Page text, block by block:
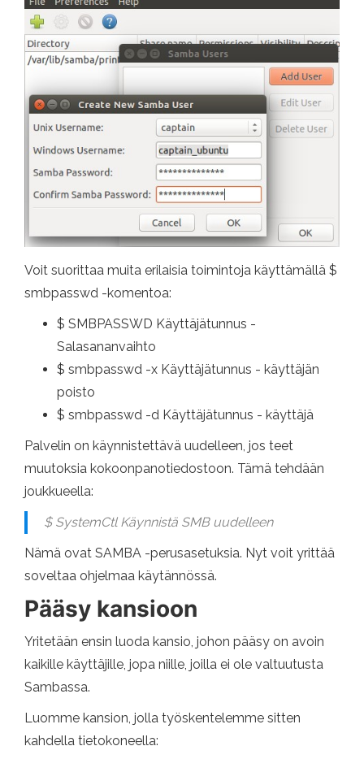
Voit suorittaa muita erilaisia ​​toimintoja käyttämällä $
smbpasswd -komentoa:
$ SMBPASSWD Käyttäjätunnus -
Salasananvaihto
$ smbpasswd -x Käyttäjätunnus - käyttäjän
poisto
$ smbpasswd -d Käyttäjätunnus - käyttäjä
Palvelin on käynnistettävä uudelleen, jos teet
muutoksia kokoonpanotiedostoon. Tämä tehdään
joukkueella:
$ SystemCtl Käynnistä SMB uudelleen
Nämä ovat SAMBA -perusasetuksia. Nyt voit yrittää
soveltaa ohjelmaa käytännössä.
Pääsy kansioon
Yritetään ensin luoda kansio, johon pääsy on avoin
kaikille käyttäjille, jopa niille, joilla ei ole valtuutusta
Sambassa.
Luomme kansion, jolla työskentelemme sitten
kahdella tietokoneella: